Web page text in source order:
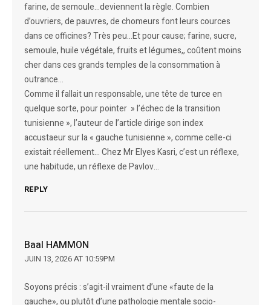
farine, de semoule…deviennent la règle. Combien
d’ouvriers, de pauvres, de chomeurs font leurs cources
dans ce officines? Très peu…Et pour cause; farine, sucre,
semoule, huile végétale, fruits et légumes,, coûtent moins
cher dans ces grands temples de la consommation à
outrance…
Comme il fallait un responsable, une tête de turce en
quelque sorte, pour pointer » l’échec de la transition
tunisienne », l’auteur de l’article dirige son index
accustaeur sur la « gauche tunisienne », comme celle-ci
existait réellement… Chez Mr Elyes Kasri, c’est un réflexe,
une habitude, un réflexe de Pavlov…
REPLY
Baal HAMMON
JUIN 13, 2026 AT 10:59PM
Soyons précis : s’agit-il vraiment d’une «faute de la
gauche», ou plutôt d’une pathologie mentale socio-